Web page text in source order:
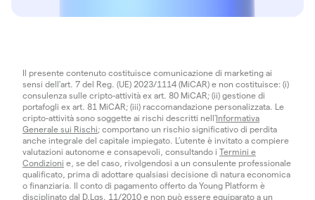
Il presente contenuto costituisce comunicazione di marketing ai
sensi dell'art. 7 del Reg. (UE) 2023/1114 (MiCAR) e non costituisce: (i)
consulenza sulle cripto-attività ex art. 80 MiCAR; (ii) gestione di
portafogli ex art. 81 MiCAR; (iii) raccomandazione personalizzata. Le
cripto-attività sono soggette ai rischi descritti nell'Informativa
Generale sui Rischi; comportano un rischio significativo di perdita
anche integrale del capitale impiegato. L’utente è invitato a compiere
valutazioni autonome e consapevoli, consultando i Termini e
Condizioni e, se del caso, rivolgendosi a un consulente professionale
qualificato, prima di adottare qualsiasi decisione di natura economica
o finanziaria. Il conto di pagamento offerto da Young Platform è
disciplinato dal D.Lgs. 11/2010 e non può essere equiparato a un